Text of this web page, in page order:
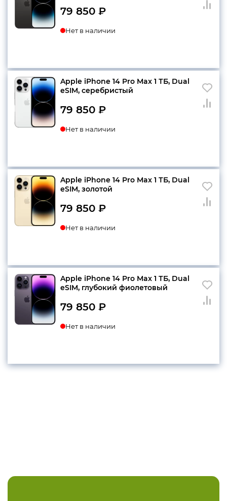
79 850 ₽
Нет в наличии
Apple iPhone 14 Pro Max 1 ТБ, Dual
еSIM, серебристый
79 850 ₽
Нет в наличии
Apple iPhone 14 Pro Max 1 ТБ, Dual
еSIM, золотой
79 850 ₽
Нет в наличии
Apple iPhone 14 Pro Max 1 ТБ, Dual
еSIM, глубокий фиолетовый
79 850 ₽
Нет в наличии